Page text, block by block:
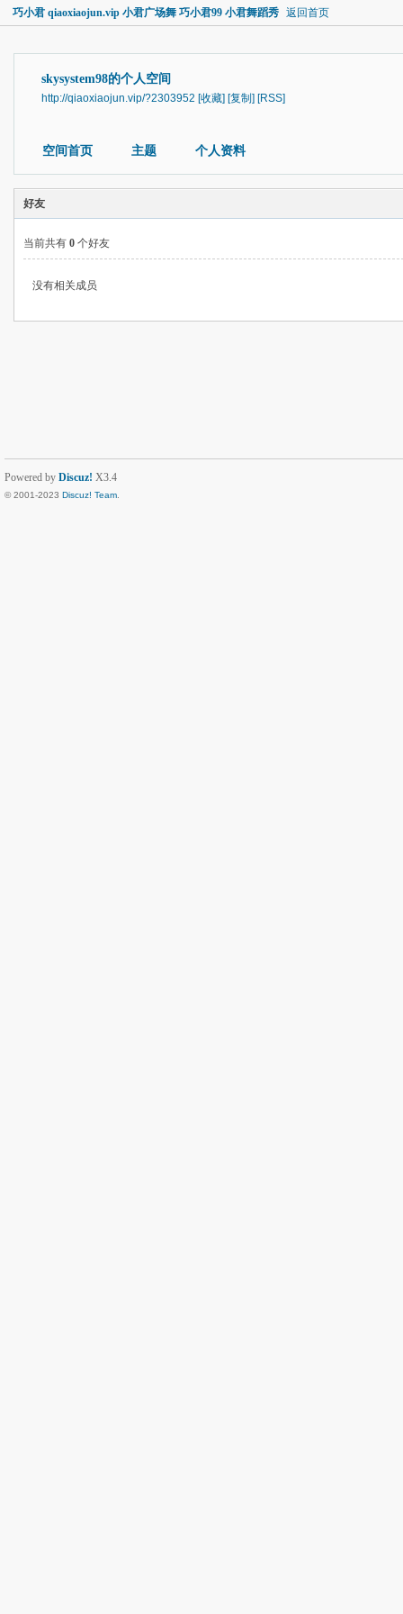
巧小君 qiaoxiaojun.vip 小君广场舞 巧小君99 小君舞蹈秀 返回首页
skysystem98的个人空间
http://qiaoxiaojun.vip/?2303952 [收藏] [复制] [RSS]
空间首页 主题 个人资料
好友
当前共有 0 个好友
没有相关成员
Powered by Discuz! X3.4
© 2001-2023 Discuz! Team